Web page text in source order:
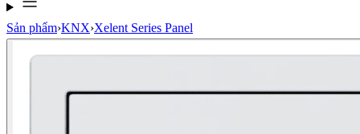
Sản phẩm›KNX›Xelent Series Panel